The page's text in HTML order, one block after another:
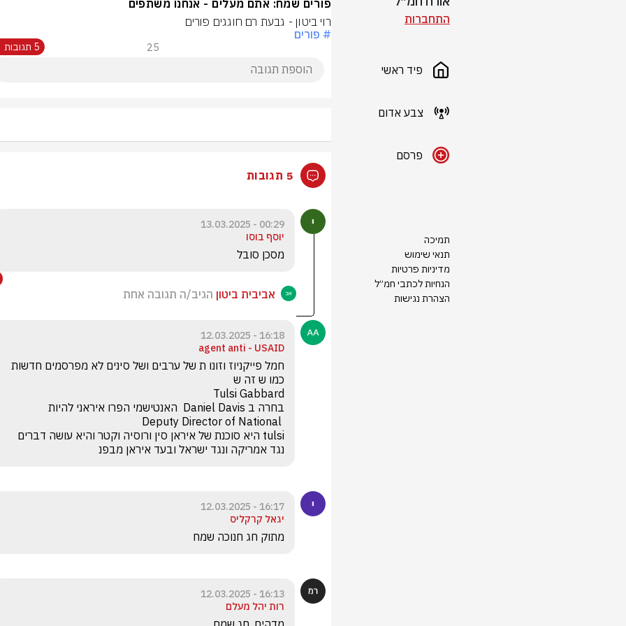
התחברות
פיד ראשי
צבע אדום
פרסם
תמיכה
תנאי שימוש
מדיניות פרטיות
הנחיות לכתבי חמ״ל
הצהרת נגישות
פורים שמח: אתם מעלים - אנחנו משתפים
רוי ביטון - גבעת רם חוגגים פורים
# פורים
25 5 תגובות
5 תגובות
00:29 - 13.03.2025
יוסף בוסו
מסכן סובל
אביבית ביטון הגיב/ה תגובה אחת
16:18 - 12.03.2025
agent anti - USAID
נגד אמריקה ונגד ישראל ובעד איראן מבפנ
16:17 - 12.03.2025
יגאל קרקליס
מתוק חג חנוכה שמח
16:13 - 12.03.2025
רות יהל מעלם